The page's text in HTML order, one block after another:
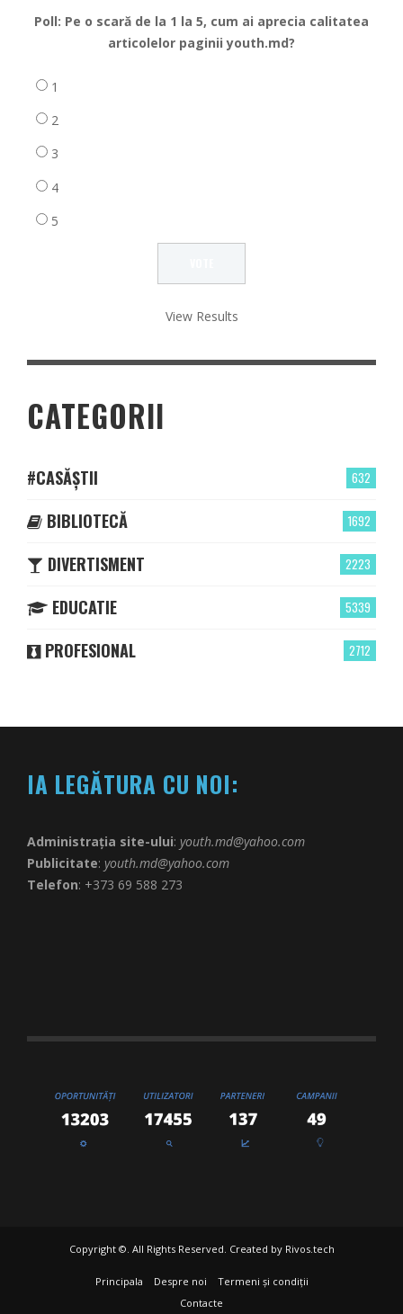
Poll: Pe o scară de la 1 la 5, cum ai aprecia calitatea
articolelor paginii youth.md?
1
2
3
4
5
View Results
CATEGORII
632
#CASĂȘTII
1692
BIBLIOTECĂ
2223
DIVERTISMENT
5339
EDUCATIE
2712
PROFESIONAL
IA LEGĂTURA CU NOI:
Administrația site-ului: youth.md@yahoo.com
Publicitate: youth.md@yahoo.com
Telefon: +373 69 588 273
Copyright ©. All Rights Reserved. Created by Rivos.tech
Principala Despre noi
Termeni și condiții
Contacte